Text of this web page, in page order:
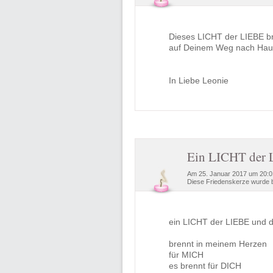
Dieses LICHT der LIEBE
auf Deinem Weg nach
In Liebe Leonie
Ein LICHT der
Am 25. Januar 2017 um
Diese Friedenskerze wurde
ein LICHT der LIEBE und
brennt in meinem Herzen
für MICH
es brennt für DICH